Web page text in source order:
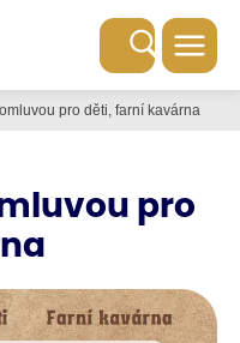
pro děti, farní kavárna
pro